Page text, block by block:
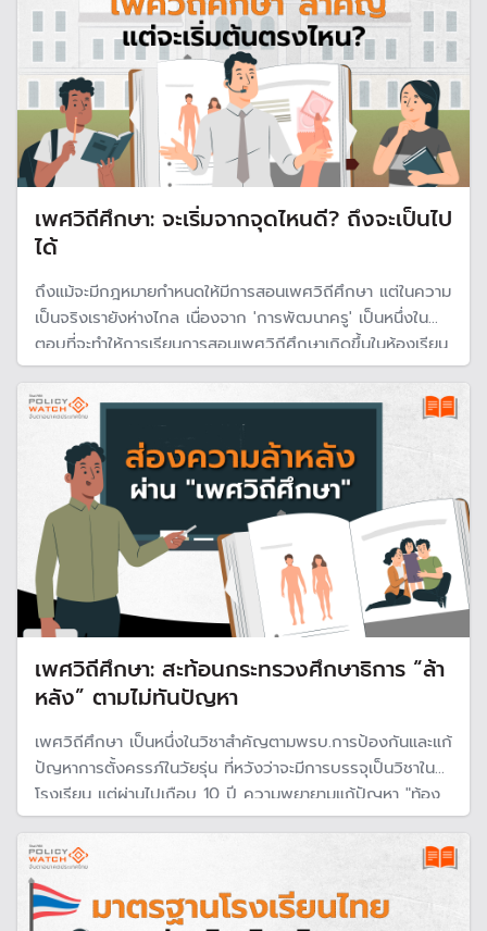
เพศวิถีศึกษา: จะเริ่มจากจุดไหนดี? ถึงจะเป็นไป
ได้
ถึงแม้จะมีกฎหมายกำหนดให้มีการสอนเพศวิถีศึกษา แต่ในความ
เป็นจริงเรายังห่างไกล เนื่องจาก 'การพัฒนาครู' เป็นหนึ่งในคำ
ตอบที่จะทำให้การเรียนการสอนเพศวิถีศึกษาเกิดขึ้นในห้องเรียน
ดังนั้น รัฐบาลต้องจริงจังกับการสนับสนุนและช่วยเหลือด้าน
ทรัพยากรการเรียนรู้ในโรงเรียน
เพศวิถีศึกษา: สะท้อนกระทรวงศึกษาธิการ “ล้า
หลัง” ตามไม่ทันปัญหา
เพศวิถีศึกษา เป็นหนึ่งในวิชาสำคัญตามพรบ.การป้องกันและแก้
ปัญหาการตั้งครรภ์ในวัยรุ่น ที่หวังว่าจะมีการบรรจุเป็นวิชาใน
โรงเรียน แต่ผ่านไปเกือบ 10 ปี ความพยายามแก้ปัญหา "ท้อง
ไม่พร้อม"ในสังคมไทยผ่านหลักสูตรในโรงเรียนไปไม่ถึงไห เมื่อ
ศธ.นำไปไว้ในวิชาสุขศึกษา ขณะเดียวกันก็ไม่ได้รับความร่วมมือ
จากหน่วยงานอื่น